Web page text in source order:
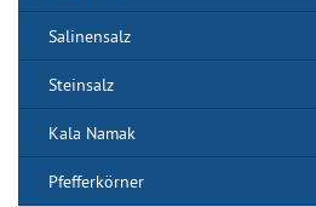
Salinensalz
Steinsalz
Kala Namak
Pfefferkörner